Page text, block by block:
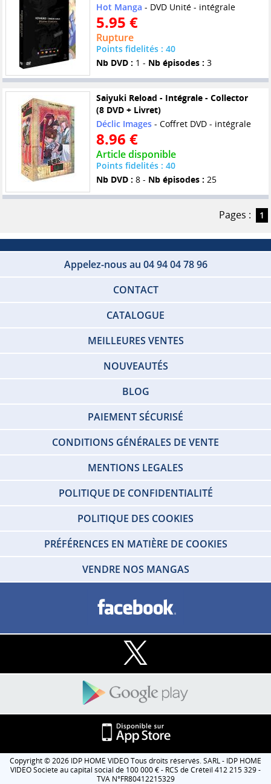
Hot Manga - DVD Unité - intégrale
5.95 €
Rupture
Points fidelités : 40
Nb DVD : 1 - Nb épisodes : 3
Saiyuki Reload - Intégrale - Collector
(8 DVD + Livret)
Déclic Images- Coffret DVD - intégrale
8.96 €
Article disponible
Points fidelités : 40
Nb DVD : 8 - Nb épisodes : 25
Pages : 1
Appelez-nous au 04 94 04 78 96
CONTACT
CATALOGUE
MEILLEURES VENTES
NOUVEAUTÉS
BLOG
PAIEMENT SÉCURISÉ
CONDITIONS GÉNÉRALES DE VENTE
MENTIONS LEGALES
POLITIQUE DE CONFIDENTIALITÉ
POLITIQUE DES COOKIES
PRÉFÉRENCES EN MATIÈRE DE COOKIES
VENDRE NOS MANGAS
Copyright © 2026 IDP HOME VIDEO Tous droits réservés. SARL - IDP HOME
VIDEO Societe au capital social de 100 000 € - RCS de Créteil 412 215 329 -
TVA N°FR80412215329